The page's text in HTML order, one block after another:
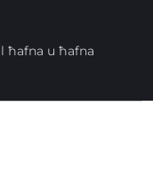
ħafna u ħafna